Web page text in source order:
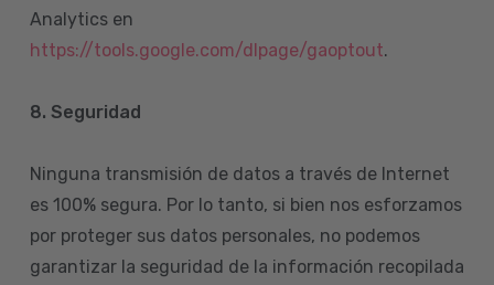
Analytics en
https://tools.google.com/dlpage/gaoptout.
8. Seguridad
Ninguna transmisión de datos a través de Internet
es 100% segura. Por lo tanto, si bien nos esforzamos
por proteger sus datos personales, no podemos
garantizar la seguridad de la información recopilada